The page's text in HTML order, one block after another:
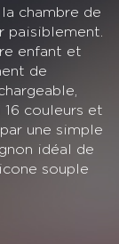
chambre de
paisiblement.
enfant et
de
couleurs et
une simple
idéal de
souple